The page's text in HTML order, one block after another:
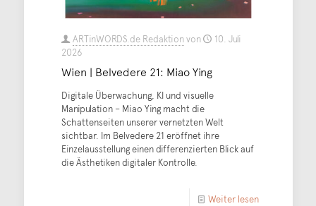
ARTinWORDS.de Redaktionvon
10. Juli
2026
Wien | Belvedere 21: Miao Ying
Digitale Überwachung, KI und visuelle
Manipulation – Miao Ying macht die
Schattenseiten unserer vernetzten Welt
sichtbar. Im Belvedere 21 eröffnet ihre
Einzelausstellung einen differenzierten Blick auf
die Ästhetiken digitaler Kontrolle.
Weiter lesen